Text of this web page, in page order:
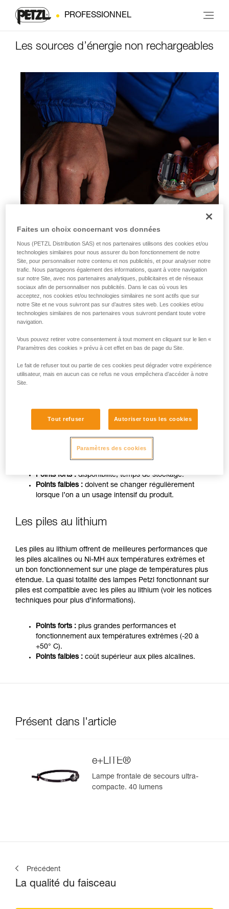
PROFESSIONNEL
Les sources d’énergie non rechargeables
Très répandues et disponibles partout dans le monde, les
piles alcalines sont sensiblement plus performantes que les
piles salines. Elles sont en outre bien adaptées à la plupart
des équipements électriques autonomes modernes.
Points forts : disponibilité, temps de stockage.
Points faibles : doivent se changer régulièrement
lorsque l’on a un usage intensif du produit.
Les piles au lithium
Les piles au lithium offrent de meilleures performances que
les piles alcalines ou Ni-MH aux températures extrêmes et
un bon fonctionnement sur une plage de températures plus
étendue. La quasi totalité des lampes Petzl fonctionnant sur
piles est compatible avec les piles au lithium (voir les notices
techniques pour plus d’informations).
Points forts : plus grandes performances et
fonctionnement aux températures extrêmes (-20 à
+50° C).
Points faibles : coût supérieur aux piles alcalines.
Présent dans l'article
e+LITE®
Lampe frontale de secours ultra-
compacte. 40 lumens
Précédent
La qualité du faisceau
Faites un choix concernant vos données
Nous (PETZL Distribution SAS) et nos partenaires utilisons des cookies et/ou
technologies similaires pour nous assurer du bon fonctionnement de notre
Site, pour personnaliser notre contenu et nos publicités, et pour analyser notre
trafic. Nous partageons également des informations, quant à votre navigation
sur notre Site, avec nos partenaires analytiques, publicitaires et de réseaux
sociaux afin de personnaliser nos publicités. Dans le cas où vous les
acceptez, nos cookies et/ou technologies similaires ne sont actifs que sur
notre Site et ne vous suivront pas sur d’autres sites web. Les cookies et/ou
technologies similaires de nos partenaires vous suivront pendant toute votre
navigation.
Vous pouvez retirer votre consentement à tout moment en cliquant sur le lien «
Paramètres des cookies » prévu à cet effet en bas de page du Site.
Le fait de refuser tout ou partie de ces cookies peut dégrader votre expérience
utilisateur, mais en aucun cas ce refus ne vous empêchera d’accéder à notre
Site.
Tout refuser Autoriser tous les cookies
Paramètres des cookies